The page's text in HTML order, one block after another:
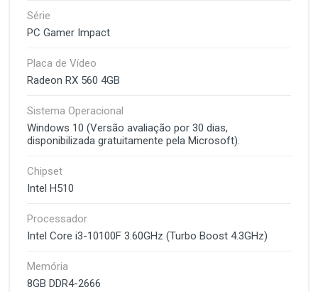
Série
PC Gamer Impact
Placa de Vídeo
Radeon RX 560 4GB
Sistema Operacional
Windows 10 (Versão avaliação por 30 dias,
disponibilizada gratuitamente pela Microsoft).
Chipset
Intel H510
Processador
Intel Core i3-10100F 3.60GHz (Turbo Boost 4.3GHz)
Memória
8GB DDR4-2666